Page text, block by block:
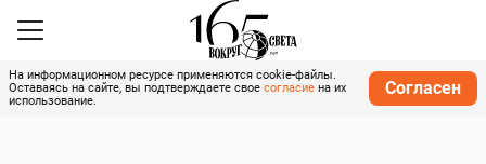
На информационном ресурсе применяются cookie-файлы.
Оставаясь на сайте, вы подтверждаете свое согласие на их
использование.
Согласен